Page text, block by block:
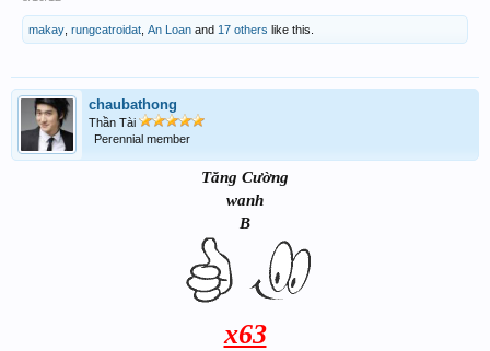
makay rungcatroidat An Loan and 17 others like this.
chaubathong
Thần Tài
Perennial member
Tăng Cường
wanh
B
x63